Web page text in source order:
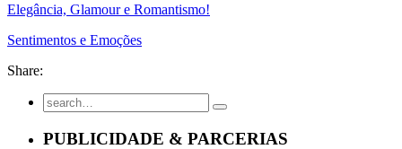
Elegância, Glamour e Romantismo!
Sentimentos e Emoções
Share:
PUBLICIDADE & PARCERIAS